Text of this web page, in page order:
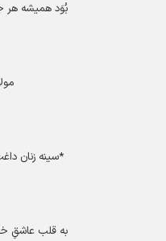
بُوَد همیشه هر
سینه زنان
به قلب عاشقِ